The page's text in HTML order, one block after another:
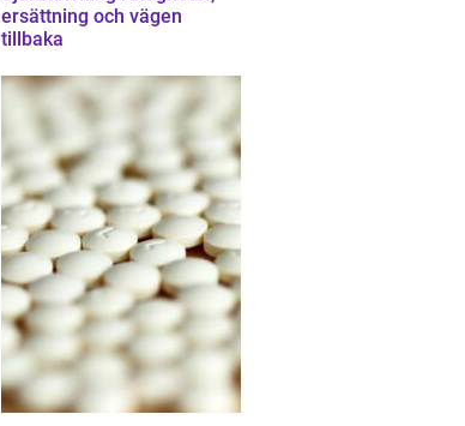
ersättning och vägen
tillbaka